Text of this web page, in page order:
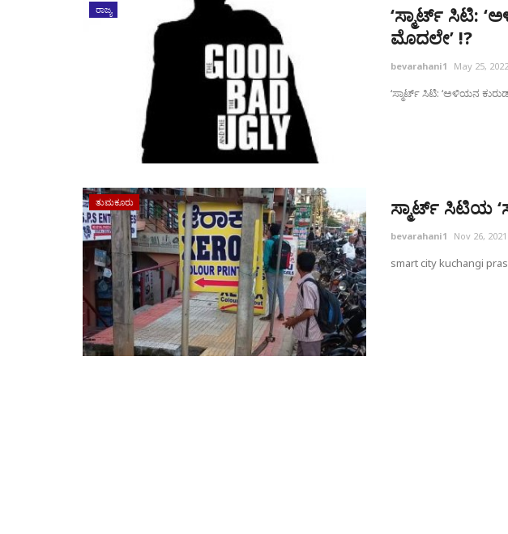
ರಾಜ್ಯ
‘ಸ್ಮಾರ್ಟ್ ಸಿಟಿ:
ಮೊದಲೇ’ !?
bevarahani1 May 25, 2022
‘ಸ್ಮಾರ್ಟ್ ಸಿಟಿ: ‘ಅಳಿಯನ
ತುಮಕೂರು ಸ್ಮಾರ್ಟ್ ಸಿಟಿಯ
bevarahani1 Nov 26, 2021
smart city kuchangi